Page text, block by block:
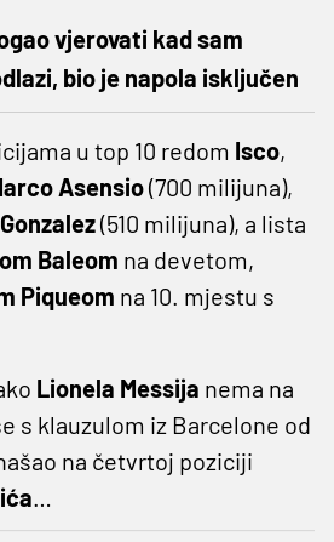
vjerovati kad sam
bio je napola isključen
u top 10 redom Isco,
Asensio(700 milijuna),
(510 milijuna), a lista
Baleom na devetom,
Piqueom na 10. mjestu s
Lionela Messija nema na
s klauzulom iz Barcelone od
na četvrtoj poziciji
…